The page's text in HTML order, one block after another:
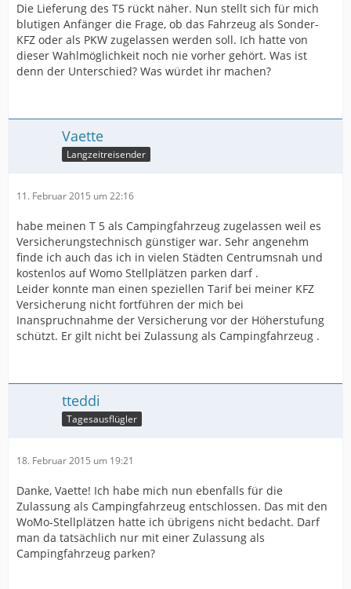
Die Lieferung des T5 rückt näher. Nun stellt sich für mich
blutigen Anfänger die Frage, ob das Fahrzeug als Sonder-
KFZ oder als PKW zugelassen werden soll. Ich hatte von
dieser Wahlmöglichkeit noch nie vorher gehört. Was ist
denn der Unterschied? Was würdet ihr machen?
Vaette
Langzeitreisender
11. Februar 2015 um 22:16
habe meinen T 5 als Campingfahrzeug zugelassen weil es
Versicherungstechnisch günstiger war. Sehr angenehm
finde ich auch das ich in vielen Städten Centrumsnah und
kostenlos auf Womo Stellplätzen parken darf .
Leider konnte man einen speziellen Tarif bei meiner KFZ
Versicherung nicht fortführen der mich bei
Inanspruchnahme der Versicherung vor der Höherstufung
schützt. Er gilt nicht bei Zulassung als Campingfahrzeug .
tteddi
Tagesausflügler
18. Februar 2015 um 19:21
Danke, Vaette! Ich habe mich nun ebenfalls für die
Zulassung als Campingfahrzeug entschlossen. Das mit den
WoMo-Stellplätzen hatte ich übrigens nicht bedacht. Darf
man da tatsächlich nur mit einer Zulassung als
Campingfahrzeug parken?